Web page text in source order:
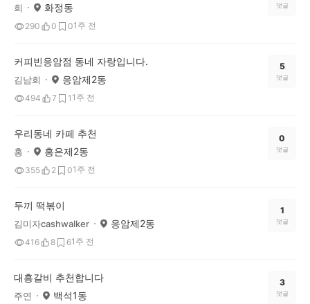
희 화정동
290 0 01주 전
댓글
커피빈응암점 동네 자랑입니다.
김남희 응암제2동
494 7 1 1주 전
5
댓글
우리동네 카페 추천
홍 홍은제2동
355 2 01주 전
0
댓글
두끼 떡볶이
김미자cashwalker 응암제2동
416 8 61주 전
1
댓글
대흥갈비 추천합니다
주연 백석1동
3
댓글